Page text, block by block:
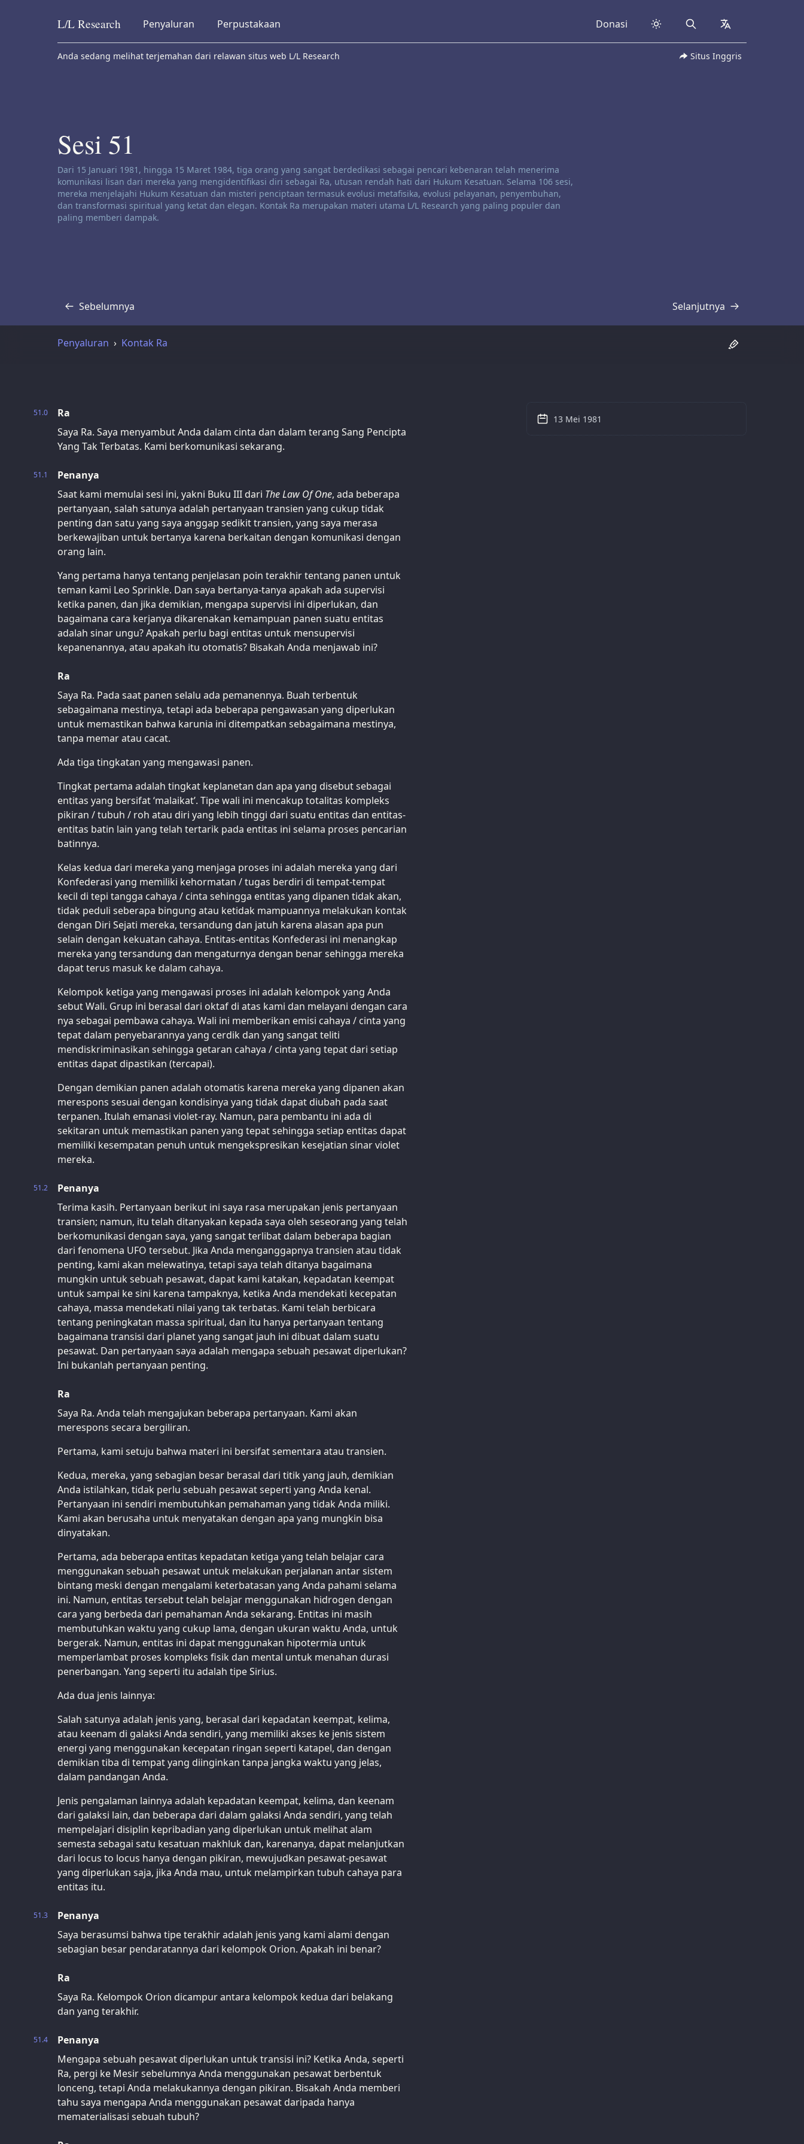
Skip to content
L/L Research Penyaluran Perpustakaan Donasi Search collapsed
Anda sedang melihat terjemahan dari relawan situs web L/L Research Situs Inggris
Sesi 51
Penafian saluran:
Dari 15 Januari 1981, hingga 15 Maret 1984, tiga orang yang sangat berdedikasi sebagai pencari kebenaran telah menerima
komunikasi lisan dari mereka yang mengidentifikasi diri sebagai Ra, utusan rendah hati dari Hukum Kesatuan. Selama 106 sesi,
mereka menjelajahi Hukum Kesatuan dan misteri penciptaan termasuk evolusi metafisika, evolusi pelayanan, penyembuhan,
dan transformasi spiritual yang ketat dan elegan. Kontak Ra merupakan materi utama L/L Research yang paling populer dan
paling memberi dampak.
Sebelumnya
Transkrip Selanjutnya
Transkrip
Penyaluran Kontak Ra
51.0
Ra
Saya Ra. Saya menyambut Anda dalam cinta dan dalam terang Sang Pencipta
Yang Tak Terbatas. Kami berkomunikasi sekarang.
51.1
Penanya
Saat kami memulai sesi ini, yakni Buku III dari The Law Of One, ada beberapa
pertanyaan, salah satunya adalah pertanyaan transien yang cukup tidak
penting dan satu yang saya anggap sedikit transien, yang saya merasa
berkewajiban untuk bertanya karena berkaitan dengan komunikasi dengan
orang lain.
Yang pertama hanya tentang penjelasan poin terakhir tentang panen untuk
teman kami Leo Sprinkle. Dan saya bertanya-tanya apakah ada supervisi
ketika panen, dan jika demikian, mengapa supervisi ini diperlukan, dan
bagaimana cara kerjanya dikarenakan kemampuan panen suatu entitas
adalah sinar ungu? Apakah perlu bagi entitas untuk mensupervisi
kepanenannya, atau apakah itu otomatis? Bisakah Anda menjawab ini?
Ra
Saya Ra. Pada saat panen selalu ada pemanennya. Buah terbentuk
sebagaimana mestinya, tetapi ada beberapa pengawasan yang diperlukan
untuk memastikan bahwa karunia ini ditempatkan sebagaimana mestinya,
tanpa memar atau cacat.
Ada tiga tingkatan yang mengawasi panen.
Tingkat pertama adalah tingkat keplanetan dan apa yang disebut sebagai
entitas yang bersifat ‘malaikat’. Tipe wali ini mencakup totalitas kompleks
pikiran / tubuh / roh atau diri yang lebih tinggi dari suatu entitas dan entitas-
entitas batin lain yang telah tertarik pada entitas ini selama proses pencarian
batinnya.
Kelas kedua dari mereka yang menjaga proses ini adalah mereka yang dari
Konfederasi yang memiliki kehormatan / tugas berdiri di tempat-tempat
kecil di tepi tangga cahaya / cinta sehingga entitas yang dipanen tidak akan,
tidak peduli seberapa bingung atau ketidak mampuannya melakukan kontak
dengan Diri Sejati mereka, tersandung dan jatuh karena alasan apa pun
selain dengan kekuatan cahaya. Entitas-entitas Konfederasi ini menangkap
mereka yang tersandung dan mengaturnya dengan benar sehingga mereka
dapat terus masuk ke dalam cahaya.
Kelompok ketiga yang mengawasi proses ini adalah kelompok yang Anda
sebut Wali. Grup ini berasal dari oktaf di atas kami dan melayani dengan cara
nya sebagai pembawa cahaya. Wali ini memberikan emisi cahaya / cinta yang
tepat dalam penyebarannya yang cerdik dan yang sangat teliti
mendiskriminasikan sehingga getaran cahaya / cinta yang tepat dari setiap
entitas dapat dipastikan (tercapai).
Dengan demikian panen adalah otomatis karena mereka yang dipanen akan
merespons sesuai dengan kondisinya yang tidak dapat diubah pada saat
terpanen. Itulah emanasi violet-ray. Namun, para pembantu ini ada di
sekitaran untuk memastikan panen yang tepat sehingga setiap entitas dapat
memiliki kesempatan penuh untuk mengekspresikan kesejatian sinar violet
mereka.
51.2
Penanya
Terima kasih. Pertanyaan berikut ini saya rasa merupakan jenis pertanyaan
transien; namun, itu telah ditanyakan kepada saya oleh seseorang yang telah
berkomunikasi dengan saya, yang sangat terlibat dalam beberapa bagian
dari fenomena UFO tersebut. Jika Anda menganggapnya transien atau tidak
penting, kami akan melewatinya, tetapi saya telah ditanya bagaimana
mungkin untuk sebuah pesawat, dapat kami katakan, kepadatan keempat
untuk sampai ke sini karena tampaknya, ketika Anda mendekati kecepatan
cahaya, massa mendekati nilai yang tak terbatas. Kami telah berbicara
tentang peningkatan massa spiritual, dan itu hanya pertanyaan tentang
bagaimana transisi dari planet yang sangat jauh ini dibuat dalam suatu
pesawat. Dan pertanyaan saya adalah mengapa sebuah pesawat diperlukan?
Ini bukanlah pertanyaan penting.
Ra
Saya Ra. Anda telah mengajukan beberapa pertanyaan. Kami akan
merespons secara bergiliran.
Pertama, kami setuju bahwa materi ini bersifat sementara atau transien.
Kedua, mereka, yang sebagian besar berasal dari titik yang jauh, demikian
Anda istilahkan, tidak perlu sebuah pesawat seperti yang Anda kenal.
Pertanyaan ini sendiri membutuhkan pemahaman yang tidak Anda miliki.
Kami akan berusaha untuk menyatakan dengan apa yang mungkin bisa
dinyatakan.
Pertama, ada beberapa entitas kepadatan ketiga yang telah belajar cara
menggunakan sebuah pesawat untuk melakukan perjalanan antar sistem
bintang meski dengan mengalami keterbatasan yang Anda pahami selama
ini. Namun, entitas tersebut telah belajar menggunakan hidrogen dengan
cara yang berbeda dari pemahaman Anda sekarang. Entitas ini masih
membutuhkan waktu yang cukup lama, dengan ukuran waktu Anda, untuk
bergerak. Namun, entitas ini dapat menggunakan hipotermia untuk
memperlambat proses kompleks fisik dan mental untuk menahan durasi
penerbangan. Yang seperti itu adalah tipe Sirius.
Ada dua jenis lainnya:
Salah satunya adalah jenis yang, berasal dari kepadatan keempat, kelima,
atau keenam di galaksi Anda sendiri, yang memiliki akses ke jenis sistem
energi yang menggunakan kecepatan ringan seperti katapel, dan dengan
demikian tiba di tempat yang diinginkan tanpa jangka waktu yang jelas,
dalam pandangan Anda.
Jenis pengalaman lainnya adalah kepadatan keempat, kelima, dan keenam
dari galaksi lain, dan beberapa dari dalam galaksi Anda sendiri, yang telah
mempelajari disiplin kepribadian yang diperlukan untuk melihat alam
semesta sebagai satu kesatuan makhluk dan, karenanya, dapat melanjutkan
dari locus to locus hanya dengan pikiran, mewujudkan pesawat-pesawat
yang diperlukan saja, jika Anda mau, untuk melampirkan tubuh cahaya para
entitas itu.
51.3
Penanya
Saya berasumsi bahwa tipe terakhir adalah jenis yang kami alami dengan
sebagian besar pendaratannya dari kelompok Orion. Apakah ini benar?
Ra
Saya Ra. Kelompok Orion dicampur antara kelompok kedua dari belakang
dan yang terakhir.
51.4
Penanya
Mengapa sebuah pesawat diperlukan untuk transisi ini? Ketika Anda, seperti
Ra, pergi ke Mesir sebelumnya Anda menggunakan pesawat berbentuk
lonceng, tetapi Anda melakukannya dengan pikiran. Bisakah Anda memberi
tahu saya mengapa Anda menggunakan pesawat daripada hanya
mematerialisasi sebuah tubuh?
13 Mei 1981